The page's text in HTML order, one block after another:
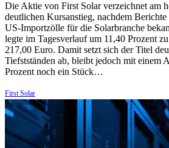
Die Aktie von First Solar verzeichnet am
deutlichen Kursanstieg, nachdem
US-Importzölle für die Solarbranche
legte im Tagesverlauf um 11,40 Prozent
217,00 Euro. Damit setzt sich der Titel
Tiefstständen ab, bleibt jedoch mit einem
Prozent noch ein Stück…
First Solar